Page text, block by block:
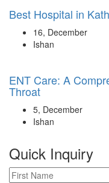
Best Hospital in
16, December
Ishan
ENT Care: A
Throat
5, December
Ishan
Quick Inquiry